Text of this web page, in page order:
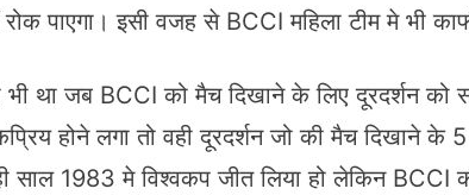
पाएगा। इसी वजह से BCCI महिला टीम मे भी
था जब BCCI को मैच दिखाने के लिए दूरदर्शन
होने लगा तो वही दूरदर्शन जो की मैच
साल 1983 मे विश्वकप जीत लिया हो लेकिन